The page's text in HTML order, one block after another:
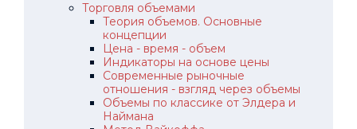
Торговля объемами
Теория объемов. Основные
концепции
Цена - время - объем
Индикаторы на основе цены
Современные рыночные
отношения - взгляд через объемы
Объемы по классике от Элдера и
Наймана